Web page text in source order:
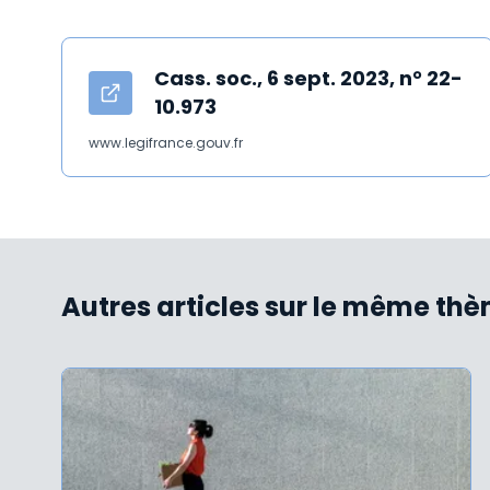
Cass. soc., 6 sept. 2023, n° 22-
10.973
www.legifrance.gouv.fr
Autres articles sur le même